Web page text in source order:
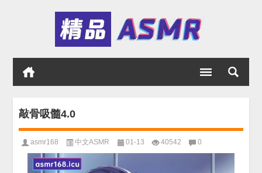
敲骨吸髓4.0
asmr168 中文ASMR 01-13 40542 0